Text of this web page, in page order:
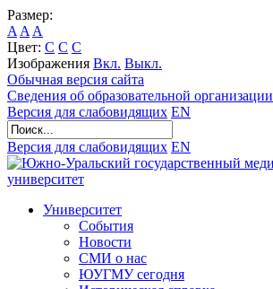
Размер:
A A A
Цвет: C C C
Изображения Вкл. Выкл.
Обычная версия сайта
Сведения об образовательной организации
Версия для слабовидящих EN
Версия для слабовидящих EN
Университет
События
Новости
СМИ о нас
ЮУГМУ сегодня